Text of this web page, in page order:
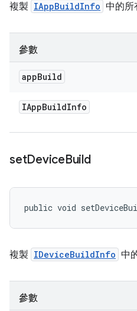
複製 IAppBuildInfo 中的所
參數
appBuild
IAppBuildInfo
setDeviceBuild
public void
複製 IDeviceBuildInfo 中
參數